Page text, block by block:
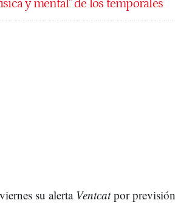
y mental" de los temporales
su alerta Ventcatpor previsión